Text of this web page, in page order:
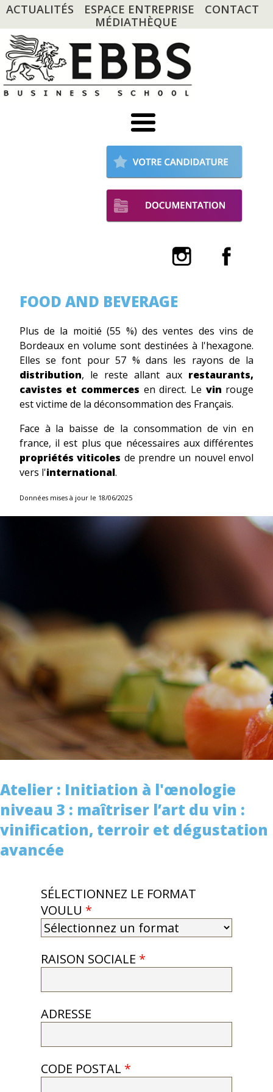
ACTUALITÉS ESPACE ENTREPRISE
CONTACT
MÉDIATHÈQUE
FOOD AND BEVERAGE
Plus de la moitié (55 %) des ventes des vins de
Bordeaux en volume sont destinées à l'hexagone.
Elles se font pour 57 % dans les rayons de la
distribution, le reste allant aux restaurants,
cavistes et commerces en direct. Le vin rouge
est victime de la déconsommation des Français.
Face à la baisse de la consommation de vin en
france, il est plus que nécessaires aux différentes
propriétés viticoles de prendre un nouvel envol
vers l'international.
Données mises à jour le 18/06/2025
Atelier : Initiation à l'œnologie
niveau 3 : maîtriser l’art du vin :
vinification, terroir et dégustation
avancée
SÉLECTIONNEZ LE FORMAT
VOULU *
RAISON SOCIALE *
ADRESSE
CODE POSTAL *